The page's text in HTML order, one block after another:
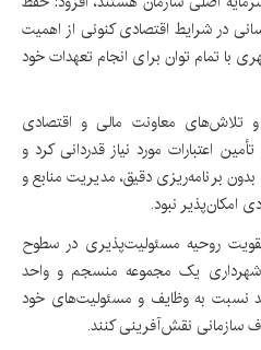
در شرایط اقتصادی کنونی از اهمیت
با تمام توان برای انجام تعهدات خود
و تلاش‌های معاونت مالی و اقتصادی
اعتبارات مورد نیاز قدردانی کرد و
برنامه‌ریزی دقیق، مدیریت منابع و
امکان‌پذیر نبود.
روحیه مسئولیت‌پذیری در سطوح
یک مجموعه منسجم و واحد
نسبت به وظایف و مسئولیت‌های خود
سازمانی نقش‌آفرینی کنند.